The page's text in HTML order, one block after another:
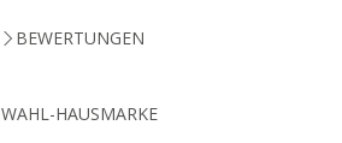
BEWERTUNGEN
WAHL-HAUSMARKE